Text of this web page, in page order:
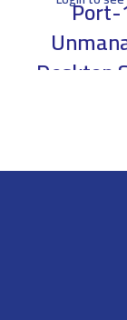
10-Port
Desktop
applied to V2.0